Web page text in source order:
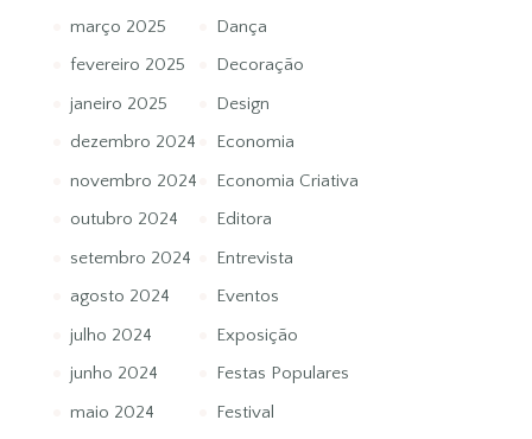
março 2025
fevereiro 2025
janeiro 2025
dezembro 2024
novembro 2024
outubro 2024
setembro 2024
agosto 2024
julho 2024
junho 2024
maio 2024
Dança
Decoração
Design
Economia
Economia Criativa
Editora
Entrevista
Eventos
Exposição
Festas Populares
Festival